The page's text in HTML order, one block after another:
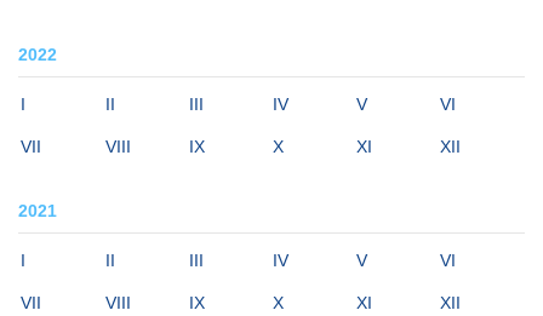
2022
I II III IV V VI
VII VIII IX X XI XII
2021
I II III IV V VI
VII VIII IX X XI XII